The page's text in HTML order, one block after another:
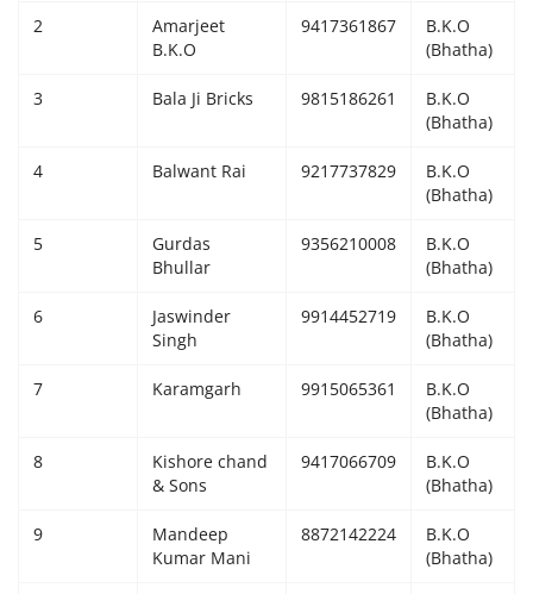
History of Malout
Railway Time Table
Lambi
Contact Us
2
Amarjeet
B.K.O
9417361867
B.K.O
(Bhatha)
3 Bala Ji Bricks 9815186261
B.K.O
(Bhatha)
4 Balwant Rai 9217737829
B.K.O
(Bhatha)
5
Gurdas
Bhullar
9356210008
B.K.O
(Bhatha)
6
Jaswinder
Singh
9914452719
B.K.O
(Bhatha)
7 Karamgarh 9915065361
B.K.O
(Bhatha)
8
Kishore chand
& Sons
9417066709
B.K.O
(Bhatha)
9
Mandeep
Kumar Mani
8872142224
B.K.O
(Bhatha)